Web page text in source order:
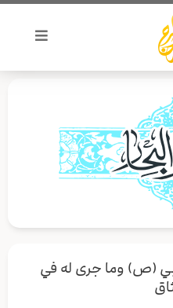
(ص) وما جری له في